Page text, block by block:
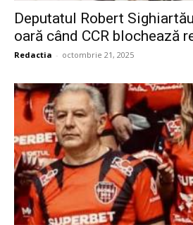
Deputatul Robert
oară când CCR blochează
Redactia - octombrie 21, 2025